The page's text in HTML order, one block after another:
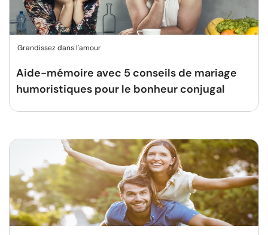
Grandissez dans l'amour
Aide-mémoire avec 5 conseils de mariage
humoristiques pour le bonheur conjugal